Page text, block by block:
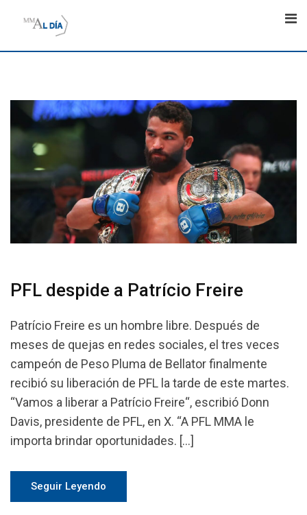
PFL despide a Patrício Freire
Patrício Freire es un hombre libre. Después de
meses de quejas en redes sociales, el tres veces
campeón de Peso Pluma de Bellator finalmente
recibió su liberación de PFL la tarde de este martes.
“Vamos a liberar a Patrício Freire“, escribió Donn
Davis, presidente de PFL, en X. “A PFL MMA le
importa brindar oportunidades. […]
Seguir Leyendo